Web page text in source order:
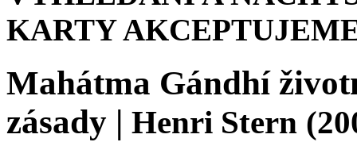
KARTY
Mahátma Gándhí
zásady | Henri Stern